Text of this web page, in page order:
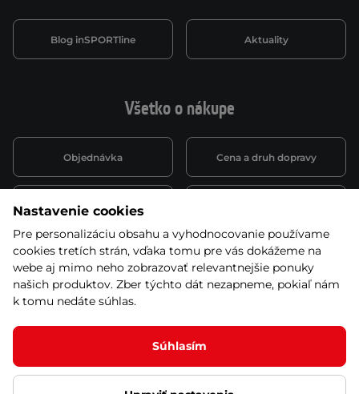
Všetko o nákupe
Objednávka Cena a druh dopravy
Spôsob platby
Montáž a servis Reklamácie a záruka
Kariéra
Blog inSPORTline Aktuality
Nastavenie cookies
Pre personalizáciu obsahu a vyhodnocovanie používame
cookies tretích strán, vďaka tomu pre vás dokážeme na
webe aj mimo neho zobrazovať relevantnejšie ponuky
našich produktov. Zber týchto dát nezapneme, pokiaľ nám
k tomu nedáte súhlas.
Súhlasím